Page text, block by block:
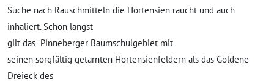
Suche nach Rauschmitteln die Hortensien raucht und auch
inhaliert. Schon längst
gilt das Pinneberger Baumschulgebiet mit
seinen sorgfältig getarnten Hortensienfeldern als das Goldene
Dreieck des